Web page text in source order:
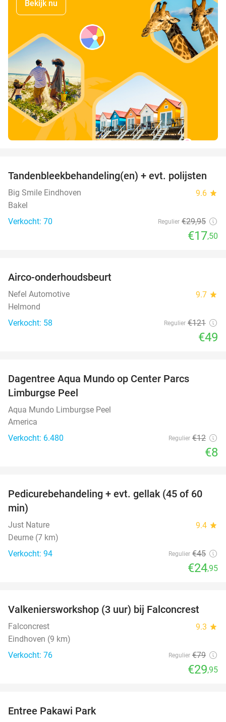
Bekijk nu
42%
Tandenbleekbehandeling(en) + evt. polijsten
Big Smile Eindhoven 9.6 star
Bakel
Verkocht: 70
Regulier €29,95
€17,50
Airco-onderhoudsbeurt
Nefel Automotive 9.7 star
Helmond
Verkocht: 58
Regulier €121
€49
Dagentree Aqua Mundo op Center Parcs
Limburgse Peel
Aqua Mundo Limburgse Peel
America
Verkocht: 6.480
Regulier €12
€8
45%
Pedicurebehandeling + evt. gellak (45 of 60
min)
Just Nature 9.4 star
Deurne (7 km)
Verkocht: 94
Regulier €45
€24,95
62%
Valkeniersworkshop (3 uur) bij Falconcrest
Falconcrest 9.3 star
Eindhoven (9 km)
Verkocht: 76
Regulier €79
€29,95
Entree Pakawi Park